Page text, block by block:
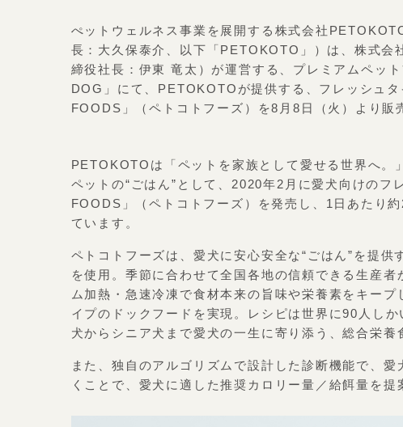
ぺットウェルネス事業を展開する株式会社
長：大久保泰介、以下「PETOKOTO」）は、株式会
締役社長：伊東 竜太）が運営する、プレミアムペッ
DOG」にて、PETOKOTOが提供する、フレッシュ
FOODS」（ペトコトフーズ）を8月8日（火）より販
PETOKOTOは「ペットを家族として愛せる世界へ。
ペットの“ごはん”として、2020年2月に愛犬向けのフ
FOODS」（ペトコトフーズ）を発売し、1日あたり
ています。
ペトコトフーズは、愛犬に安心安全な“ごはん”を提
を使用。季節に合わせて全国各地の信頼できる生産
ム加熱・急速冷凍で食材本来の旨味や栄養素をキー
イプのドックフードを実現。レシピは世界に90人し
犬からシニア犬まで愛犬の一生に寄り添う、総合栄養
また、独自のアルゴリズムで設計した診断機能で、
くことで、愛犬に適した推奨カロリー量／給餌量を提